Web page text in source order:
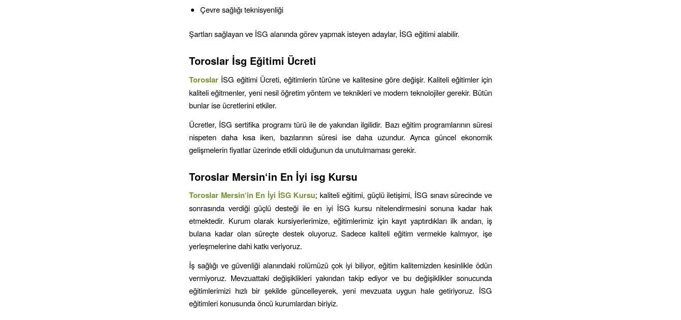
Çevre sağlığı teknisyenliği
Şartları sağlayan ve İSG alanında görev yapmak isteyen adaylar, İSG eğitimi alabilir.
Toroslar İsg Eğitimi Ücreti
Toroslar İSG eğitimi Ücreti, eğitimlerin türüne ve kalitesine göre değişir. Kaliteli eğitimler için
kaliteli eğitmenler, yeni nesil öğretim yöntem ve teknikleri ve modern teknolojiler gerekir. Bütün
bunlar ise ücretlerini etkiler.
Ücretler, İSG sertifika programı türü ile de yakından ilgilidir. Bazı eğitim programlarının süresi
nispeten daha kısa iken, bazılarının süresi ise daha uzundur. Ayrıca güncel ekonomik
gelişmelerin fiyatlar üzerinde etkili olduğunun da unutulmaması gerekir.
Toroslar Mersin‘in En İyi isg Kursu
Toroslar Mersin‘in En İyi İSG Kursu; kaliteli eğitimi, güçlü iletişimi, İSG sınavı sürecinde ve
sonrasında verdiği güçlü desteği ile en iyi İSG kursu nitelendirmesini sonuna kadar hak
etmektedir. Kurum olarak kursiyerlerimize, eğitimlerimiz için kayıt yaptırdıkları ilk andan, iş
bulana kadar olan süreçte destek oluyoruz. Sadece kaliteli eğitim vermekle kalmıyor, işe
yerleşmelerine dahi katkı veriyoruz.
İş sağlığı ve güvenliği alanındaki rolümüzü çok iyi biliyor, eğitim kalitemizden kesinlikle ödün
vermiyoruz. Mevzuattaki değişiklikleri yakından takip ediyor ve bu değişiklikler sonucunda
eğitimlerimizi hızlı bir şekilde güncelleyerek, yeni mevzuata uygun hale getiriyoruz. İSG
eğitimleri konusunda öncü kurumlardan biriyiz.